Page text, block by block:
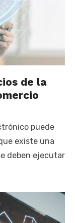
de la
puede
existe una
deben ejecutar